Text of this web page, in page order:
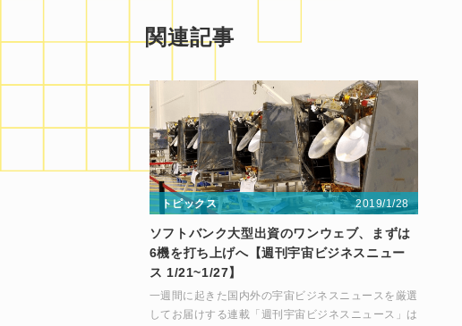
関連記事
トピックス 2019/1/28
ソフトバンク大型出資のワンウェブ、まずは
6機を打ち上げへ【週刊宇宙ビジネスニュー
ス 1/21~1/27】
一週間に起きた国内外の宇宙ビジネスニュースを厳選
してお届けする連載「週刊宇宙ビジネスニュース」は